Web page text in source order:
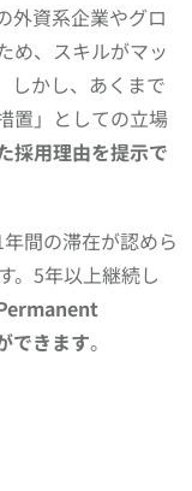
外資系企業やグロ
め、スキルがマッ
しかし、あくまで
置」としての立場
採用理由を提示で
間の滞在が認めら
。5年以上継続し
できます。